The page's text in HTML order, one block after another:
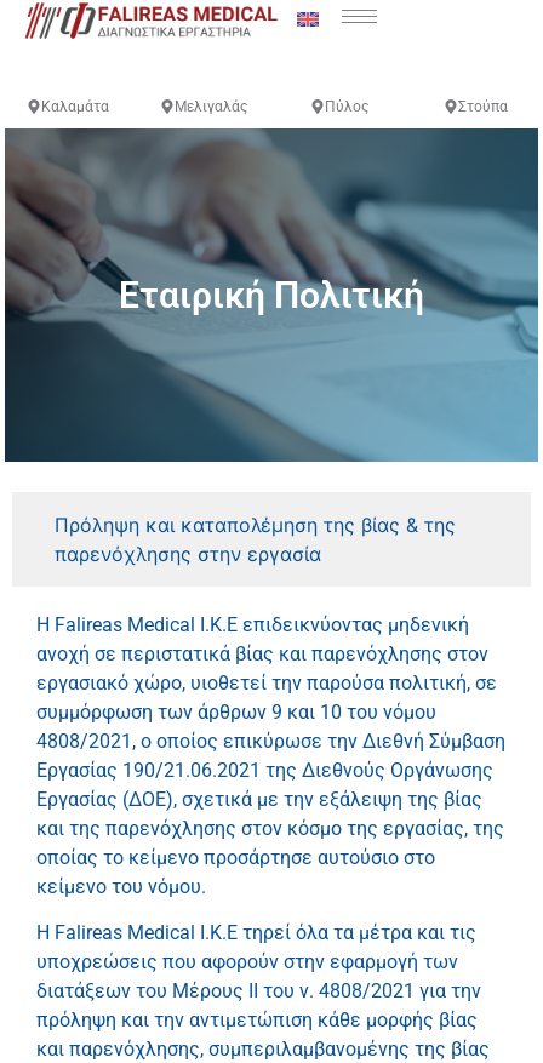
Καλαμάτα Μελιγαλάς Πύλος Στούπα
Εταιρική Πολιτική
Πρόληψη και καταπολέμηση της βίας & της
παρενόχλησης στην εργασία
Η Falireas Medical I.K.E επιδεικνύοντας μηδενική
ανοχή σε περιστατικά βίας και παρενόχλησης στον
εργασιακό χώρο, υιοθετεί την παρούσα πολιτική, σε
συμμόρφωση των άρθρων 9 και 10 του νόμου
4808/2021, ο οποίος επικύρωσε την Διεθνή Σύμβαση
Εργασίας 190/21.06.2021 της Διεθνούς Οργάνωσης
Εργασίας (ΔΟΕ), σχετικά με την εξάλειψη της βίας
και της παρενόχλησης στον κόσμο της εργασίας, της
οποίας το κείμενο προσάρτησε αυτούσιο στο
κείμενο του νόμου.
Η Falireas Medical I.K.E τηρεί όλα τα μέτρα και τις
υποχρεώσεις που αφορούν στην εφαρμογή των
διατάξεων του Μέρους ΙΙ του ν. 4808/2021 για την
πρόληψη και την αντιμετώπιση κάθε μορφής βίας
και παρενόχλησης, συμπεριλαμβανομένης της βίας